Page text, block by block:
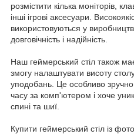
розмістити кілька моніторів,
інші ігрові аксесуари.
використовуються у
довговічність і надійність.
Наш геймерський стіл також
змогу налаштувати висоту
уподобань. Це особливо
часу за комп'ютером і хоче
спині та шиї.
Купити геймерський стіл із